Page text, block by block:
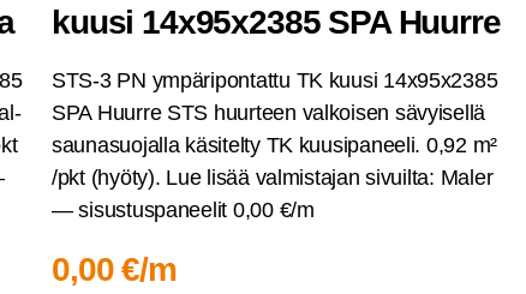
kuusi 14x95x2385 SPA Huurre
STS‑3 PN ympä­ri­pon­tat­tu TK kuusi 14x95x2385
SPA Huur­re STS huur­teen val­koi­sen sävyi­sel­lä
sau­na­suo­jal­la käsi­tel­ty TK kuusi­pa­nee­li. 0,92 m²
/pkt (hyö­ty). Lue lisää val­mis­ta­jan sivuil­ta: Maler
— sisus­tus­pa­nee­lit 0,00 €/m
0,00 €/m